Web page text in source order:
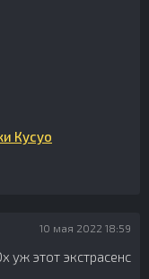
Кусуо
10 мая 2022 18:59
уж этот экстрасенс